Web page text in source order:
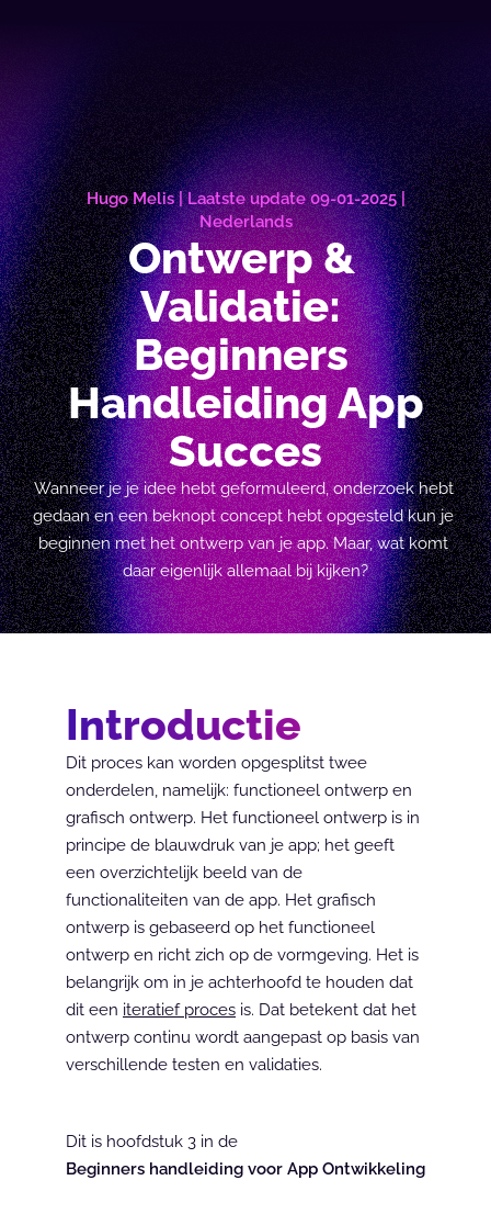
Hugo Melis | Laatste update 09-01-2025 |
Nederlands
Ontwerp &
Validatie:
Beginners
Handleiding App
Succes
Wanneer je je idee hebt geformuleerd, onderzoek hebt
gedaan en een beknopt concept hebt opgesteld kun je
beginnen met het ontwerp van je app. Maar, wat komt
daar eigenlijk allemaal bij kijken?
Introductie
Dit proces kan worden opgesplitst twee
onderdelen, namelijk: functioneel ontwerp en
grafisch ontwerp. Het functioneel ontwerp is in
principe de blauwdruk van je app; het geeft
een overzichtelijk beeld van de
functionaliteiten van de app. Het grafisch
ontwerp is gebaseerd op het functioneel
ontwerp en richt zich op de vormgeving. Het is
belangrijk om in je achterhoofd te houden dat
dit een iteratief proces is. Dat betekent dat het
ontwerp continu wordt aangepast op basis van
verschillende testen en validaties.
Dit is hoofdstuk 3 in de
Beginners handleiding voor App Ontwikkeling